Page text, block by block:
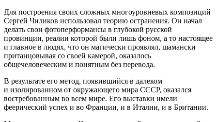
Для построения своих сложных многоуровневых композиций
Сергей Чиликов использовал теорию остранения. Он начал
делать свои фотоперформансы в глубокой русской
провинции, реалии которой были лишь фоном, а то настоящее
и главное в людях, что он магически проявлял, шамански
пританцовывая со своей камерой, оказалось
общечеловеческим и понятным без перевода.
В результате его метод, появившийся в далеком
и изолированном от окружающего мира СССР, оказался
востребованным во всем мире. Его выставки имели
феерический успех и во Франции, и в Италии, и в Британии.